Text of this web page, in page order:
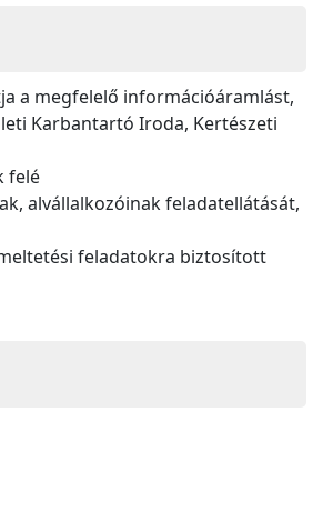
a megfelelő információáramlást,
Karbantartó Iroda, Kertészeti
felé
alvállalkozóinak feladatellátását,
feladatokra biztosított